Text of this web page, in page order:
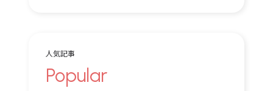
人気記事
Popular